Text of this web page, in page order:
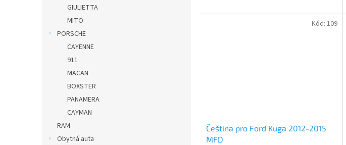
GIULIETTA
MITO
PORSCHE
CAYENNE
911
MACAN
BOXSTER
PANAMERA
CAYMAN
RAM
Obytná auta
Čeština pro Ford Kuga 2012-2015
MFD
Kód: 109